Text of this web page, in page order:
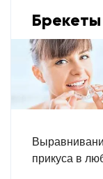
Брекеты
прикуса в